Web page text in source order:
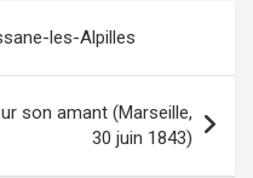
les-Alpilles
son amant (Marseille,
30 juin 1843)